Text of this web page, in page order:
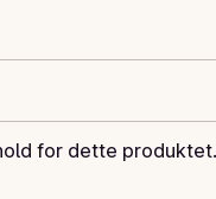
for dette produktet.